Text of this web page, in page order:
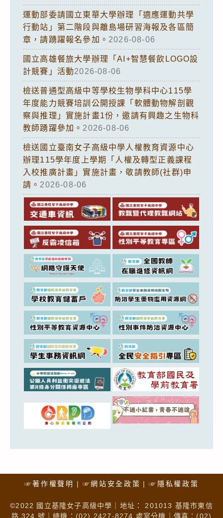
運動部委請國立東華大學辦理「適應運動共學
行動站」第二階段與離島場研習海報及各區簡
章，請踴躍報名參加。 2026-08-06
國立高雄餐旅大學辦理「AI+智慧餐飲LOGO設
計競賽」活動2026-08-06
檢送普通型高級中等學校生物學科中心115學
年度能力競賽培訓公開授課「軟體動物解剖觀
察與推理」實施計畫1份，邀請有興趣之生物科
教師踴躍參加。 2026-08-06
檢送國立臺南女子高級中學人權教育資源中心
辦理115學年度上學期「人權及轉型正義課程
入校推廣計畫」實施計畫，敬請教師(社群)申
請。 2026-08-06
☞著作權聲明 ☞網站安全政策 ☞隱私權政策
©2022 國立基隆女子高級中學｜地址： 201013 基隆市東信
路 324 號｜總機：(02) 2427-8274 處室分機｜傳真：(02)